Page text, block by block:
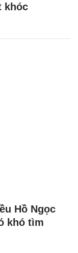
khóc
Hồ Ngọc
khó tìm